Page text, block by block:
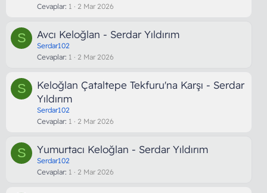
Cevaplar 1 2 Mar 2026
S Avcı Keloğlan - Serdar Yıldırım
Serdar102
Cevaplar 1 2 Mar 2026
S
Keloğlan Çataltepe Tekfuru'na Karşı - Serdar
Yıldırım
Serdar102
Cevaplar 1 2 Mar 2026
S Yumurtacı Keloğlan - Serdar Yıldırım
Serdar102
Cevaplar 1 2 Mar 2026